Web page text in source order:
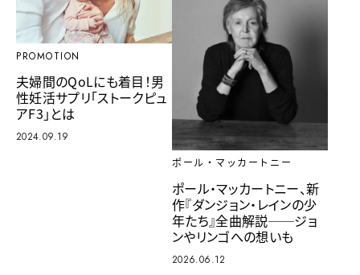
PROMOTION
夫婦間のQoLにも着目！男
性妊活サプリ「ストークピュ
アF3」とは
2024.09.19
ポール・マッカートニー
ポール・マッカートニー、新
作『ダンジョン・レインの少
年たち』全曲解説──ジョ
ンやリンゴへの想いも
2026.06.12